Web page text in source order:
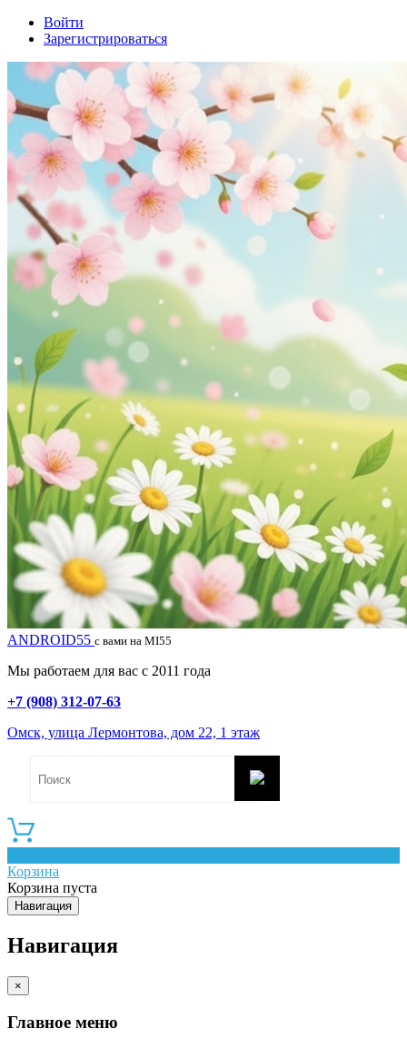
Войти
Зарегистрироваться
ANDROID55 с вами на MI55
Мы работаем для вас с 2011 года
+7 (908) 312-07-63
Омск, улица Лермонтова, дом 22, 1 этаж
Корзина
Корзина пуста
Навигация
Навигация
×
Главное меню